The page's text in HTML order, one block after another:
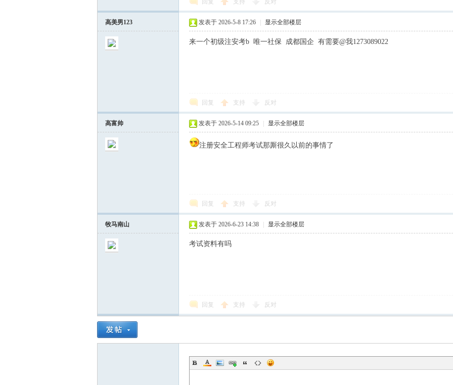
回复 支持 反对
高美男123 发表于 2026-5-8 17:26 显示全部楼层
来一个初级注安考b 唯一社保 成都国企 有需要@我1273089022
回复 支持 反对
高富帅 发表于 2026-5-14 09:25 显示全部楼层
注册安全工程师考试那厮很久以前的事情了
回复 支持 反对
牧马南山 发表于 2026-6-23 14:38 显示全部楼层
考试资料有吗
回复 支持 反对